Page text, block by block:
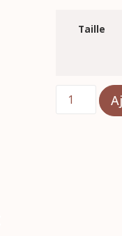
Taille